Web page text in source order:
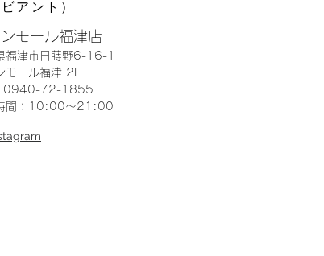
ビアント）
モール福津店
福津市日蒔野6-16-1
モール福津 2F
0940-72-1855
間：10:00〜21:00